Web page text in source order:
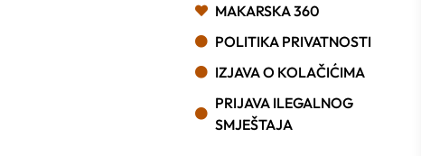
MAKARSKA 360
POLITIKA PRIVATNOSTI
IZJAVA O KOLAČIĆIMA
PRIJAVA ILEGALNOG
SMJEŠTAJA